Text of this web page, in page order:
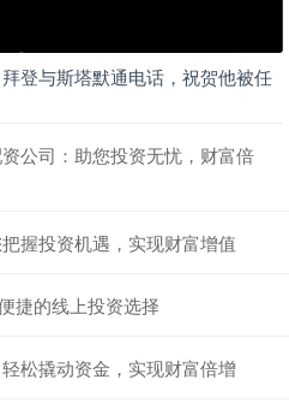
登与斯塔默通电话，祝贺他被任
公司：助您投资无忧，财富倍
握投资机遇，实现财富增值
捷的线上投资选择
松撬动资金，实现财富倍增